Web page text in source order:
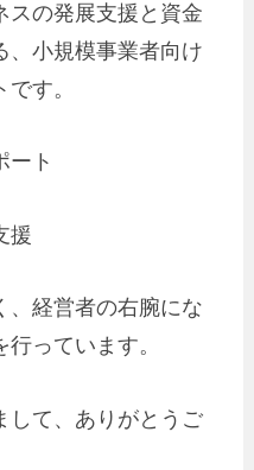
スの発展支援と資金
、小規模事業者向け
す。
ート
援
、経営者の右腕にな
っています。
して、ありがとうご